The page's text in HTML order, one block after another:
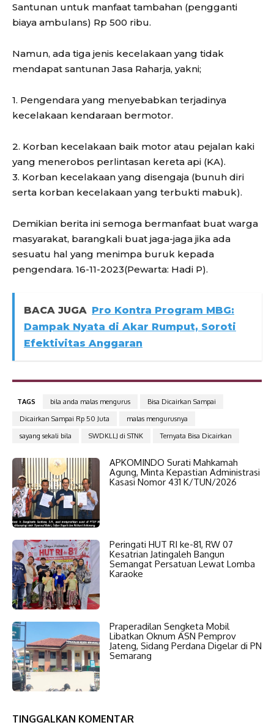
Santunan untuk manfaat tambahan (pengganti
biaya ambulans) Rp 500 ribu.
Namun, ada tiga jenis kecelakaan yang tidak
mendapat santunan Jasa Raharja, yakni;
1. Pengendara yang menyebabkan terjadinya
kecelakaan kendaraan bermotor.
2. Korban kecelakaan baik motor atau pejalan kaki
yang menerobos perlintasan kereta api (KA).
3. Korban kecelakaan yang disengaja (bunuh diri
serta korban kecelakaan yang terbukti mabuk).
Demikian berita ini semoga bermanfaat buat warga
masyarakat, barangkali buat jaga-jaga jika ada
sesuatu hal yang menimpa buruk kepada
pengendara. 16-11-2023(Pewarta: Hadi P).
BACA JUGA Pro Kontra Program MBG:
Dampak Nyata di Akar Rumput, Soroti
Efektivitas Anggaran
TAGS bila anda malas mengurus
Bisa Dicairkan Sampai
Dicairkan Sampai Rp 50 Juta
malas mengurusnya
sayang sekali bila
SWDKLLJ di STNK Ternyata Bisa Dicairkan
APKOMINDO Surati Mahkamah
Agung, Minta Kepastian Administrasi
Kasasi Nomor 431 K/TUN/2026
Peringati HUT RI ke-81, RW 07
Kesatrian Jatingaleh Bangun
Semangat Persatuan Lewat Lomba
Karaoke
Praperadilan Sengketa Mobil
Libatkan Oknum ASN Pemprov
Jateng, Sidang Perdana Digelar di PN
Semarang
TINGGALKAN KOMENTAR